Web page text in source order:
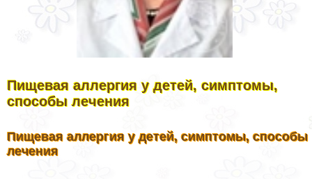
Пищевая аллергия у детей, симптомы,
способы лечения
Пищевая аллергия у детей, симптомы, способы
лечения